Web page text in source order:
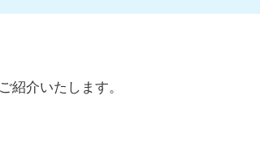
紹介いたします。